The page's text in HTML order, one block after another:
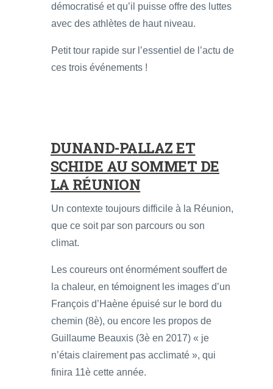
démocratisé et qu’il puisse offre des luttes
avec des athlètes de haut niveau.
Petit tour rapide sur l’essentiel de l’actu de
ces trois événements !
DUNAND-PALLAZ ET
SCHIDE AU SOMMET DE
LA RÉUNION
Un contexte toujours difficile à la Réunion,
que ce soit par son parcours ou son
climat.
Les coureurs ont énormément souffert de
la chaleur, en témoignent les images d’un
François d’Haène épuisé sur le bord du
chemin (8è), ou encore les propos de
Guillaume Beauxis (3è en 2017) « je
n’étais clairement pas acclimaté », qui
finira 11è cette année.